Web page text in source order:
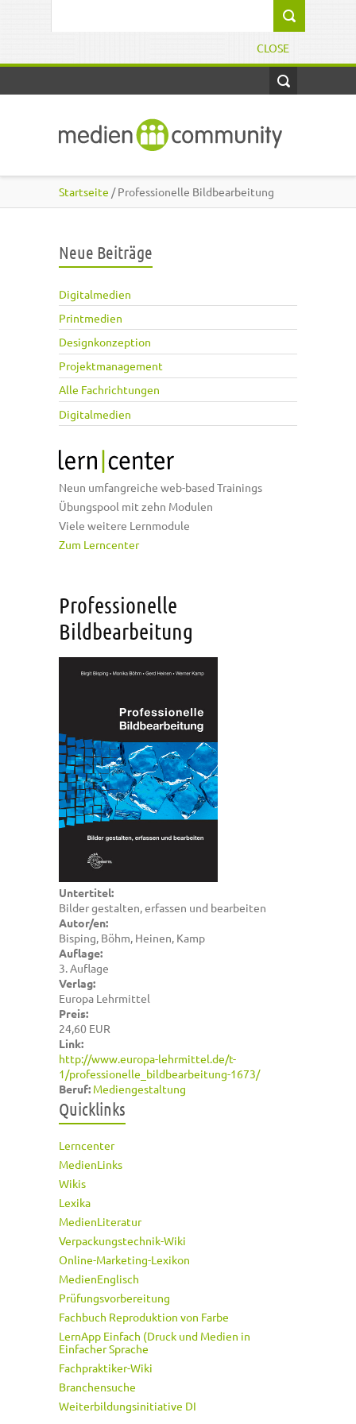
CLOSE
Startseite / Professionelle Bildbearbeitung
Neue Beiträge
Digitalmedien
Printmedien
Designkonzeption
Projektmanagement
Alle Fachrichtungen
Digitalmedien
Neun umfangreiche web-based Trainings
Übungspool mit zehn Modulen
Viele weitere Lernmodule
Zum Lerncenter
Professionelle
Bildbearbeitung
Untertitel:
Bilder gestalten, erfassen und bearbeiten
Autor/en:
Bisping, Böhm, Heinen, Kamp
Auflage:
3. Auflage
Verlag:
Europa Lehrmittel
Preis:
24,60 EUR
Link:
http://www.europa-lehrmittel.de/t-
1/professionelle_bildbearbeitung-1673/
Beruf: Mediengestaltung
Quicklinks
Lerncenter
MedienLinks
Wikis
Lexika
MedienLiteratur
Verpackungstechnik-Wiki
Online-Marketing-Lexikon
MedienEnglisch
Prüfungsvorbereitung
Fachbuch Reproduktion von Farbe
LernApp Einfach (Druck und Medien in
Einfacher Sprache
Fachpraktiker-Wiki
Branchensuche
Weiterbildungsinitiative DI